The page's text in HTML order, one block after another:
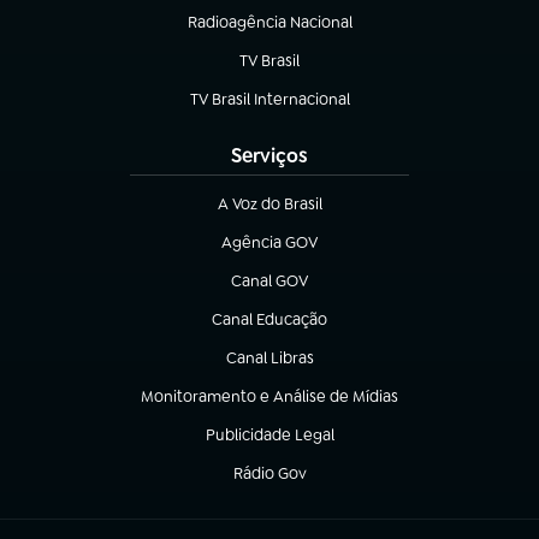
Radioagência Nacional
(abre em nova aba)
TV Brasil
(abre em nova aba)
TV Brasil Internacional
(abre em nova aba)
Serviços
A Voz do Brasil
(abre em nova aba)
Agência GOV
(abre em nova aba)
Canal GOV
(abre em nova aba)
Canal Educação
(abre em nova aba)
Canal Libras
(abre em nova aba)
Monitoramento e Análise de Mídias
(abre em nova aba)
Publicidade Legal
(abre em nova aba)
Rádio Gov
(abre em nova aba)